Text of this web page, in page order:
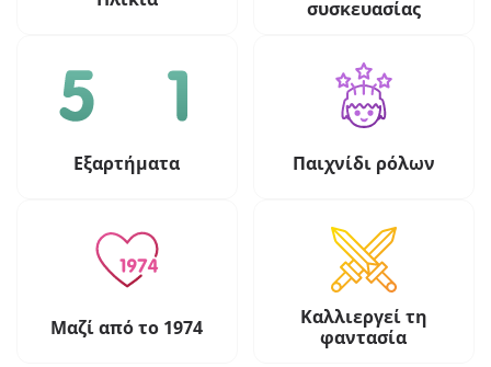
συσκευασίας
Εξαρτήματα Παιχνίδι ρόλων
Μαζί από το 1974
Καλλιεργεί τη
φαντασία